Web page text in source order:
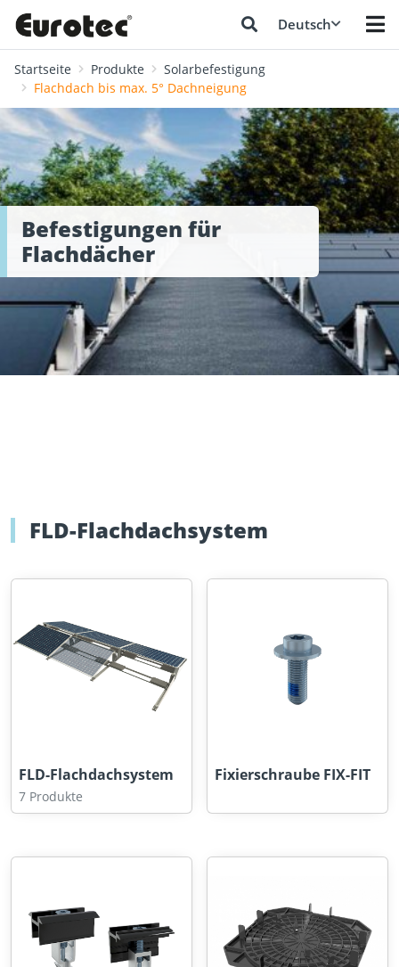
Deutsch
Startseite Produkte
Solarbefestigung
Flachdach bis max. 5° Dachneigung
Befestigungen für
Flachdächer
FLD-Flachdachsystem
FLD-Flachdachsystem
7 Produkte
Fixierschraube FIX-FIT